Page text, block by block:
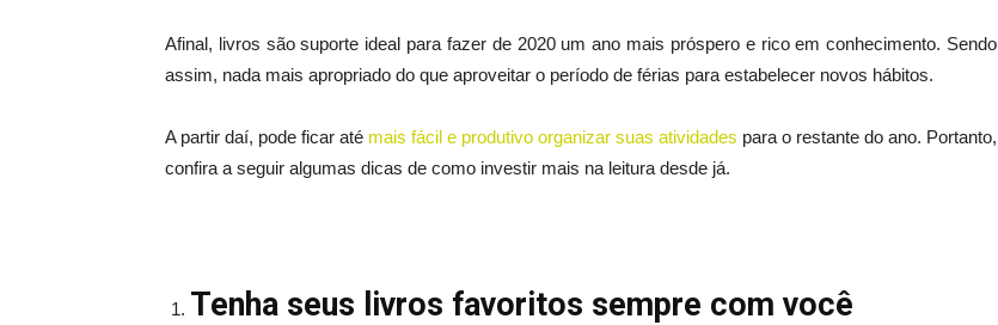
Afinal, livros são suporte ideal para fazer de 2020 um ano mais próspero e rico em conhecimento. Sendo
assim, nada mais apropriado do que aproveitar o período de férias para estabelecer novos hábitos.
A partir daí, pode ficar até mais fácil e produtivo organizar suas atividades para o restante do ano. Portanto,
confira a seguir algumas dicas de como investir mais na leitura desde já.
Tenha seus livros favoritos sempre com você